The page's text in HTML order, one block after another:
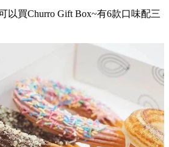
以買Churro Gift Box~有6款口味配三